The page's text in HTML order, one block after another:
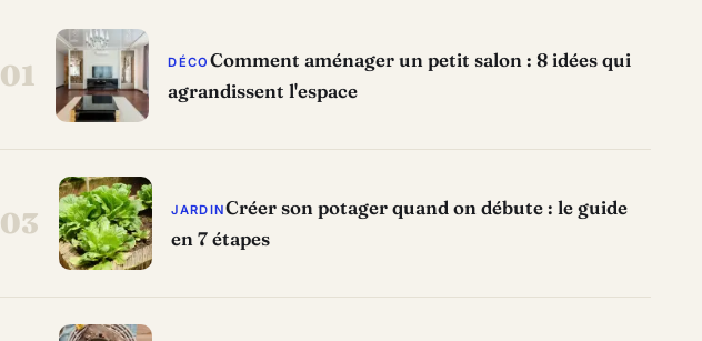
01 DÉCO Comment aménager un petit salon : 8 idées qui
agrandissent l'espace
03 JARDINCréer son potager quand on débute : le guide
en 7 étapes